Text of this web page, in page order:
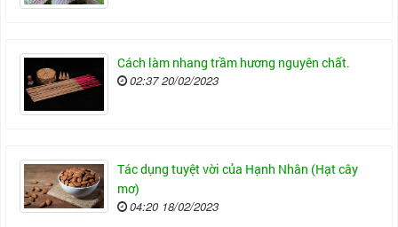
Cách làm nhang trầm hương nguyên chất.
02:37 20/02/2023
Tác dụng tuyệt vời của Hạnh Nhân (Hạt cây
mơ)
04:20 18/02/2023